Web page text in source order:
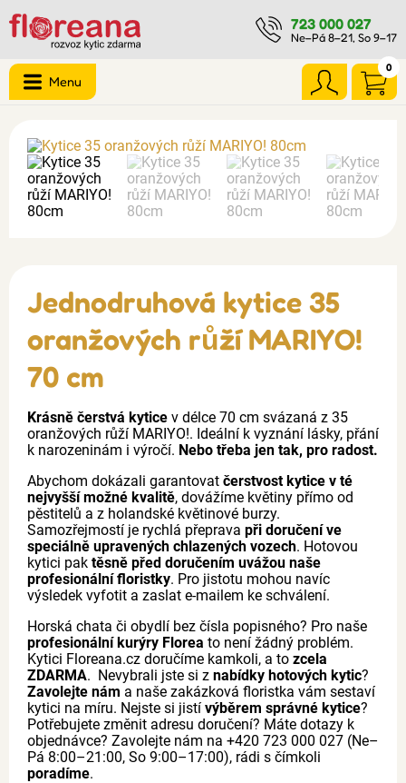
723 000 027
Ne–Pá 8–21, So 9–17
0
Menu
Jednodruhová kytice 35
oranžových růží MARIYO!
70 cm
Krásně čerstvá kytice v délce 70 cm svázaná z 35
oranžových růží MARIYO!. Ideální k vyznání lásky, přání
k narozeninám i výročí. Nebo třeba jen tak, pro radost.
Abychom dokázali garantovat čerstvost kytice v té
nejvyšší možné kvalitě, dovážíme květiny přímo od
pěstitelů a z holandské květinové burzy.
Samozřejmostí je rychlá přeprava při doručení ve
speciálně upravených chlazených vozech. Hotovou
kytici pak těsně před doručením uvážou naše
profesionální floristky. Pro jistotu mohou navíc
výsledek vyfotit a zaslat e-mailem ke schválení.
Horská chata či obydlí bez čísla popisného? Pro naše
profesionální kurýry Florea to není žádný problém.
Kytici Floreana.cz doručíme kamkoli, a to zcela
ZDARMA. Nevybrali jste si z nabídky hotových kytic?
Zavolejte nám a naše zakázková floristka vám sestaví
kytici na míru. Nejste si jistí výběrem správné kytice?
Potřebujete změnit adresu doručení? Máte dotazy k
objednávce? Zavolejte nám na +420 723 000 027 (Ne–
Pá 8:00–21:00, So 9:00–17:00), rádi s čímkoli
poradíme.